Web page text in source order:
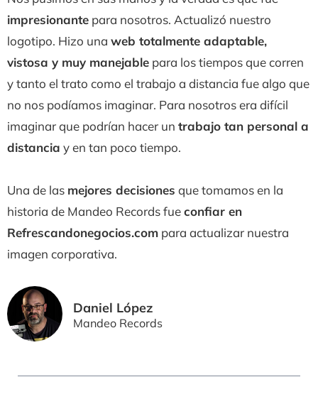
impresionante para nosotros. Actualizó nuestro
logotipo. Hizo una web totalmente adaptable,
vistosa y muy manejable para los tiempos que corren
y tanto el trato como el trabajo a distancia fue algo que
no nos podíamos imaginar. Para nosotros era difícil
imaginar que podrían hacer un trabajo tan personal a
distancia y en tan poco tiempo.
Una de las mejores decisiones que tomamos en la
historia de Mandeo Records fueconfiar en
Refrescandonegocios.com para actualizar nuestra
imagen corporativa.
Daniel López
Mandeo Records​